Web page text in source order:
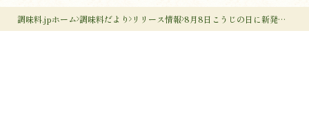
調味料.jpホーム 調味料だより リリース情報 8月8日こうじの日に新発売！「糀の極み」調味料セット～ダブルキャンペーンを開始～